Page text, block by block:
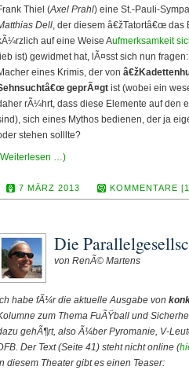
Thiel (Axel Prahl) eine St.-Pauli-
Dell, der diesem â€žTatortâ€œ das
auf eine Weise Aufmerksamkeit
lieb ist) gewidmet hat, lÃ¤sst sich nun
eines Krimis, der von
geprÃ¤gt ist (wobei ein
rÃ¼hrt, dass diese Elemente auf den
sich eines Mythos bedienen, der ja
stehen solllte?
…)
7 MÄRZ 2013 KOMMENTARE
Die
von RenÃ© Martens
habe fÃ¼r die aktuelle Ausgabe von
zum Thema FuÃŸball und
gehÃ¶rt, also Ã¼ber Pyromanie, V-
Der Text (Seite 41) steht nicht online (
diesem Theater gibt es einen Teaser: